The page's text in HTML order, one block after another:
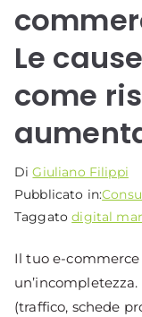
Le
come
DiGiuliano Filippi
Pubblicato in:
Taggatodigital
Il tuo e-
(traffico, schede